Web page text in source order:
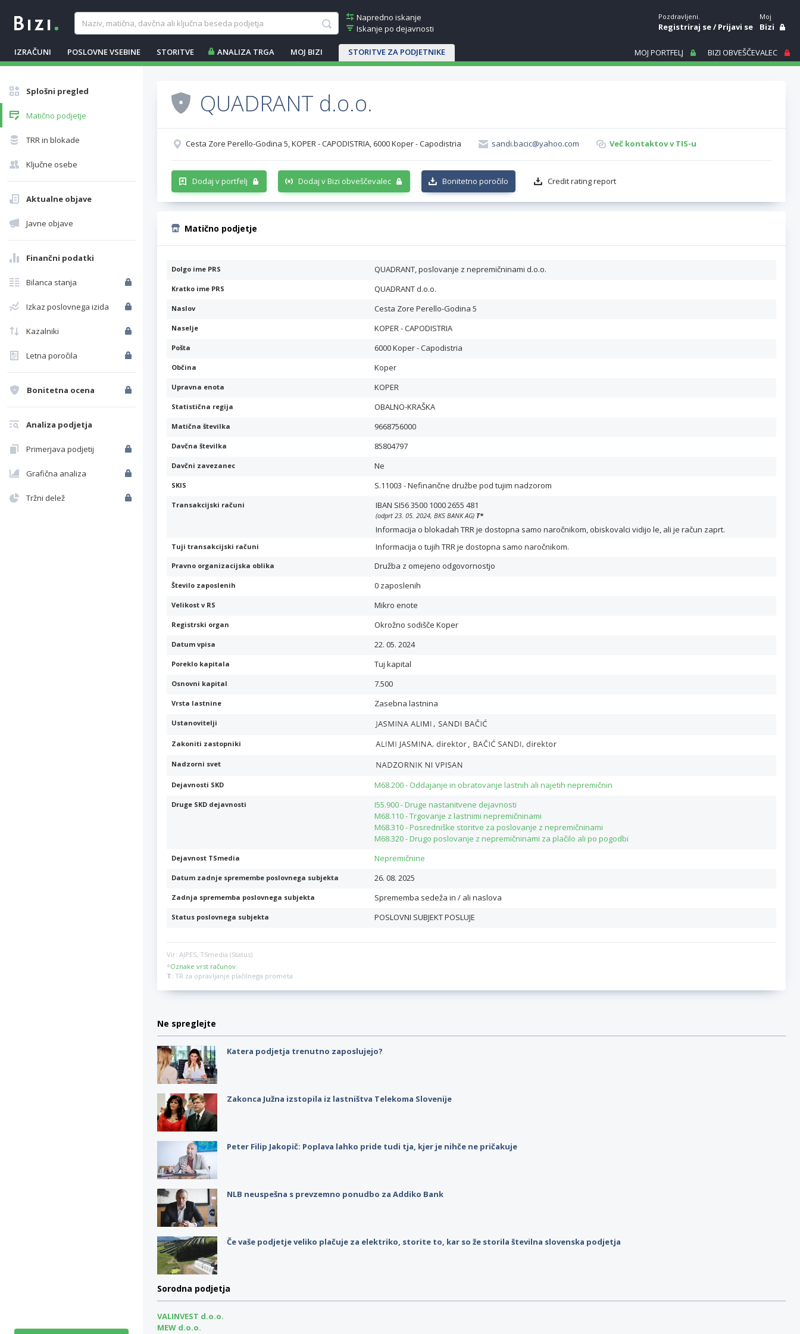
Napredno iskanje
Iskanje po dejavnosti
IZRAČUNI POSLOVNE VSEBINE STORITVE ANALIZA TRGA MOJ BIZI STORITVE ZA PODJETNIKE
Pozdravljeni.
Registriraj se/Prijavi se
Moj
Bizi
MOJ PORTFELJ BIZI OBVEŠČEVALEC
Splošni pregled
Matično podjetje
TRR in blokade
Ključne osebe
Aktualne objave
Javne objave
Finančni podatki
Bilanca stanja
Izkaz poslovnega izida
Kazalniki
Letna poročila
Bonitetna ocena
Analiza podjetja
Primerjava podjetij
Grafična analiza
Tržni delež
QUADRANT d.o.o.
Cesta Zore Perello-Godina 5, KOPER - CAPODISTRIA, 6000 Koper - Capodistria sandi.bacic@yahoo.com Več kontaktov v TIS-u
Dodaj v portfelj Dodaj v Bizi obveščevalec Bonitetno poročilo Credit rating report
Matično podjetje
Dolgo ime PRS QUADRANT, poslovanje z nepremičninami d.o.o.
Kratko ime PRS QUADRANT d.o.o.
Naslov Cesta Zore Perello-Godina 5
Naselje KOPER - CAPODISTRIA
Pošta 6000 Koper - Capodistria
Občina Koper
Upravna enota KOPER
Statistična regija OBALNO-KRAŠKA
Matična številka 9668756000
Davčna številka 85804797
Davčni zavezanec Ne
SKIS S.11003 - Nefinančne družbe pod tujim nadzorom
Transakcijski računi IBAN SI56 3500 1000 2655 481
(odprt 23. 05. 2024, BKS BANK AG) T*
Informacija o blokadah TRR je dostopna samo naročnikom, obiskovalci vidijo le, ali je račun zaprt.
Tuji transakcijski računi Informacija o tujih TRR je dostopna samo naročnikom.
Pravno organizacijska oblika Družba z omejeno odgovornostjo
Število zaposlenih 0 zaposlenih
Velikost v RS Mikro enote
Registrski organ Okrožno sodišče Koper
Datum vpisa 22. 05. 2024
Poreklo kapitala Tuj kapital
Osnovni kapital 7.500
Vrsta lastnine Zasebna lastnina
Ustanovitelji ,
Zakoniti zastopniki
Nadzorni svet
Dejavnosti SKD M68.200 - Oddajanje in obratovanje lastnih ali najetih nepremičnin
Druge SKD dejavnosti
I55.900 - Druge nastanitvene dejavnosti
M68.110 - Trgovanje z lastnimi nepremičninami
M68.310 - Posredniške storitve za poslovanje z nepremičninami
M68.320 - Drugo poslovanje z nepremičninami za plačilo ali po pogodbi
Dejavnost TSmedia Nepremičnine
Datum zadnje spremembe poslovnega subjekta 26. 08. 2025
Zadnja sprememba poslovnega subjekta Sprememba sedeža in / ali naslova
Status poslovnega subjekta POSLOVNI SUBJEKT POSLUJE
Vir: AJPES, TSmedia (Status)
*Oznake vrst računov:
T: TR za opravljanje plačilnega prometa
Ne spreglejte
Katera podjetja trenutno zaposlujejo?
Zakonca Južna izstopila iz lastništva Telekoma Slovenije
Peter Filip Jakopič: Poplava lahko pride tudi tja, kjer je nihče ne pričakuje
NLB neuspešna s prevzemno ponudbo za Addiko Bank
Če vaše podjetje veliko plačuje za elektriko, storite to, kar so že storila številna slovenska podjetja
Sorodna podjetja
VALINVEST d.o.o.
MEW d.o.o.